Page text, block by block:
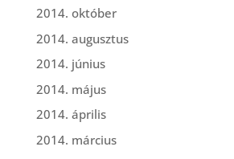
2014. október
2014. augusztus
2014. június
2014. május
2014. április
2014. március